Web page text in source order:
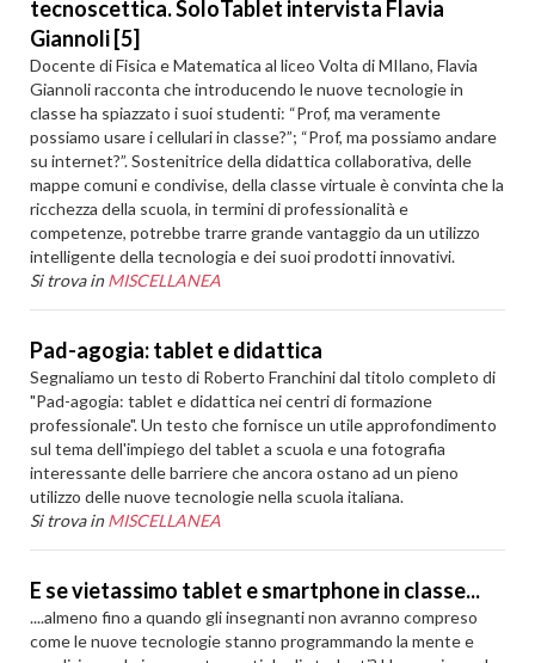
tecnoscettica. SoloTablet intervista Flavia
Giannoli [5]
Docente di Fisica e Matematica al liceo Volta di MIlano, Flavia
Giannoli racconta che introducendo le nuove tecnologie in
classe ha spiazzato i suoi studenti: “Prof, ma veramente
possiamo usare i cellulari in classe?”; “Prof, ma possiamo andare
su internet?”. Sostenitrice della didattica collaborativa, delle
mappe comuni e condivise, della classe virtuale è convinta che la
ricchezza della scuola, in termini di professionalità e
competenze, potrebbe trarre grande vantaggio da un utilizzo
intelligente della tecnologia e dei suoi prodotti innovativi.
Si trova in MISCELLANEA
Pad-agogia: tablet e didattica
Segnaliamo un testo di Roberto Franchini dal titolo completo di
"Pad-agogia: tablet e didattica nei centri di formazione
professionale". Un testo che fornisce un utile approfondimento
sul tema dell'impiego del tablet a scuola e una fotografia
interessante delle barriere che ancora ostano ad un pieno
utilizzo delle nuove tecnologie nella scuola italiana.
Si trova in MISCELLANEA
E se vietassimo tablet e smartphone in classe...
....almeno fino a quando gli insegnanti non avranno compreso
come le nuove tecnologie stanno programmando la mente e